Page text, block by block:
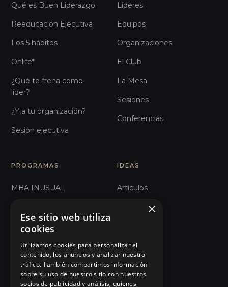
Qué es Buen Liderazgo
Reeducación Ejecutiva
Los 5 hábitos
Onlife*
¿Qué te frena como
líder?
¿Y a tu organización?
Sesión ejecutiva
Líderes
Equipos
Organizaciones
El Club
La Mesa
Sesiones
Conferencias
PROGRAMAS
MBA INUSUAL
Recursos Inhumanos
Comunicación e
Influencia
101 Errores de liderazgo
IDEAS
Artículos
Podcast
Manifiesto
Eventos
×
Ese sitio web utiliza
cookies
Utilizamos cookies para personalizar el
contenido, los anuncios y analizar nuestro
tráfico. También compartimos información
sobre su uso de nuestro sitio con nuestros
socios de publicidad y análisis, quienes